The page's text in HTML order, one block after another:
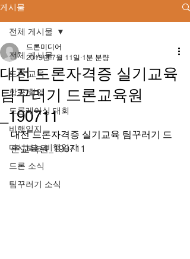
게시물
전체 게시물
드론 교육
항공 촬영
드론레이싱 대회
비행일지
다시보는 비행일지
드론 소식
팀꾸러기 소식
전체 게시물
대전 드론자격증 실기교육
팀꾸러기 드론교육원
_190711
드론미디어
2019년 7월 11일 1분 분량
대전 드론자격증 실기교육 팀꾸러기 드
론교육원_190711